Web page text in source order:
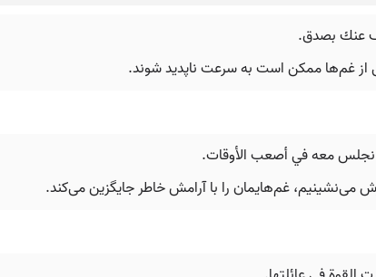
عنك بصدق.
از غم‌ها ممکن است به سرعت ناپدید شوند.
نجلس معه في أصعب الأوقات.
غم‌هایمان را با آرامش خاطر جایگزین می‌کند.